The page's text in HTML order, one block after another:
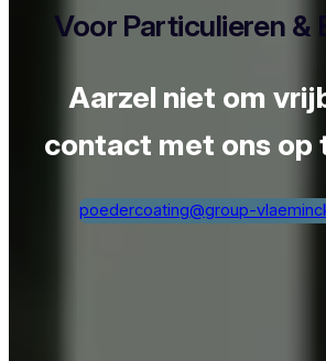
Voor Particulieren &
Aarzel niet om
contact met ons op
poedercoating@group-